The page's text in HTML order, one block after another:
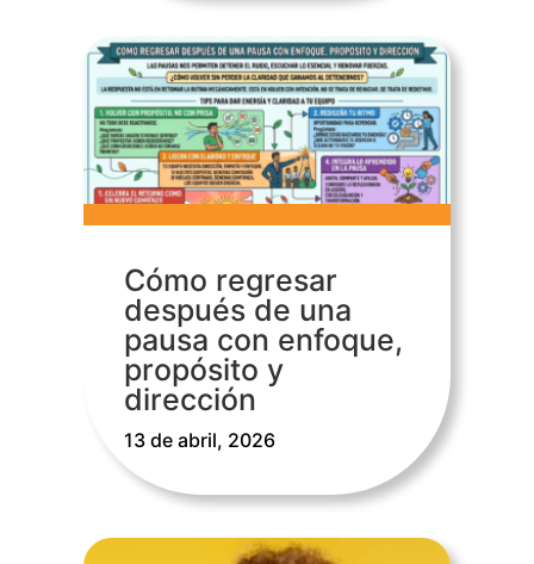
Cómo regresar
después de una
pausa con enfoque,
propósito y
dirección
13 de abril, 2026